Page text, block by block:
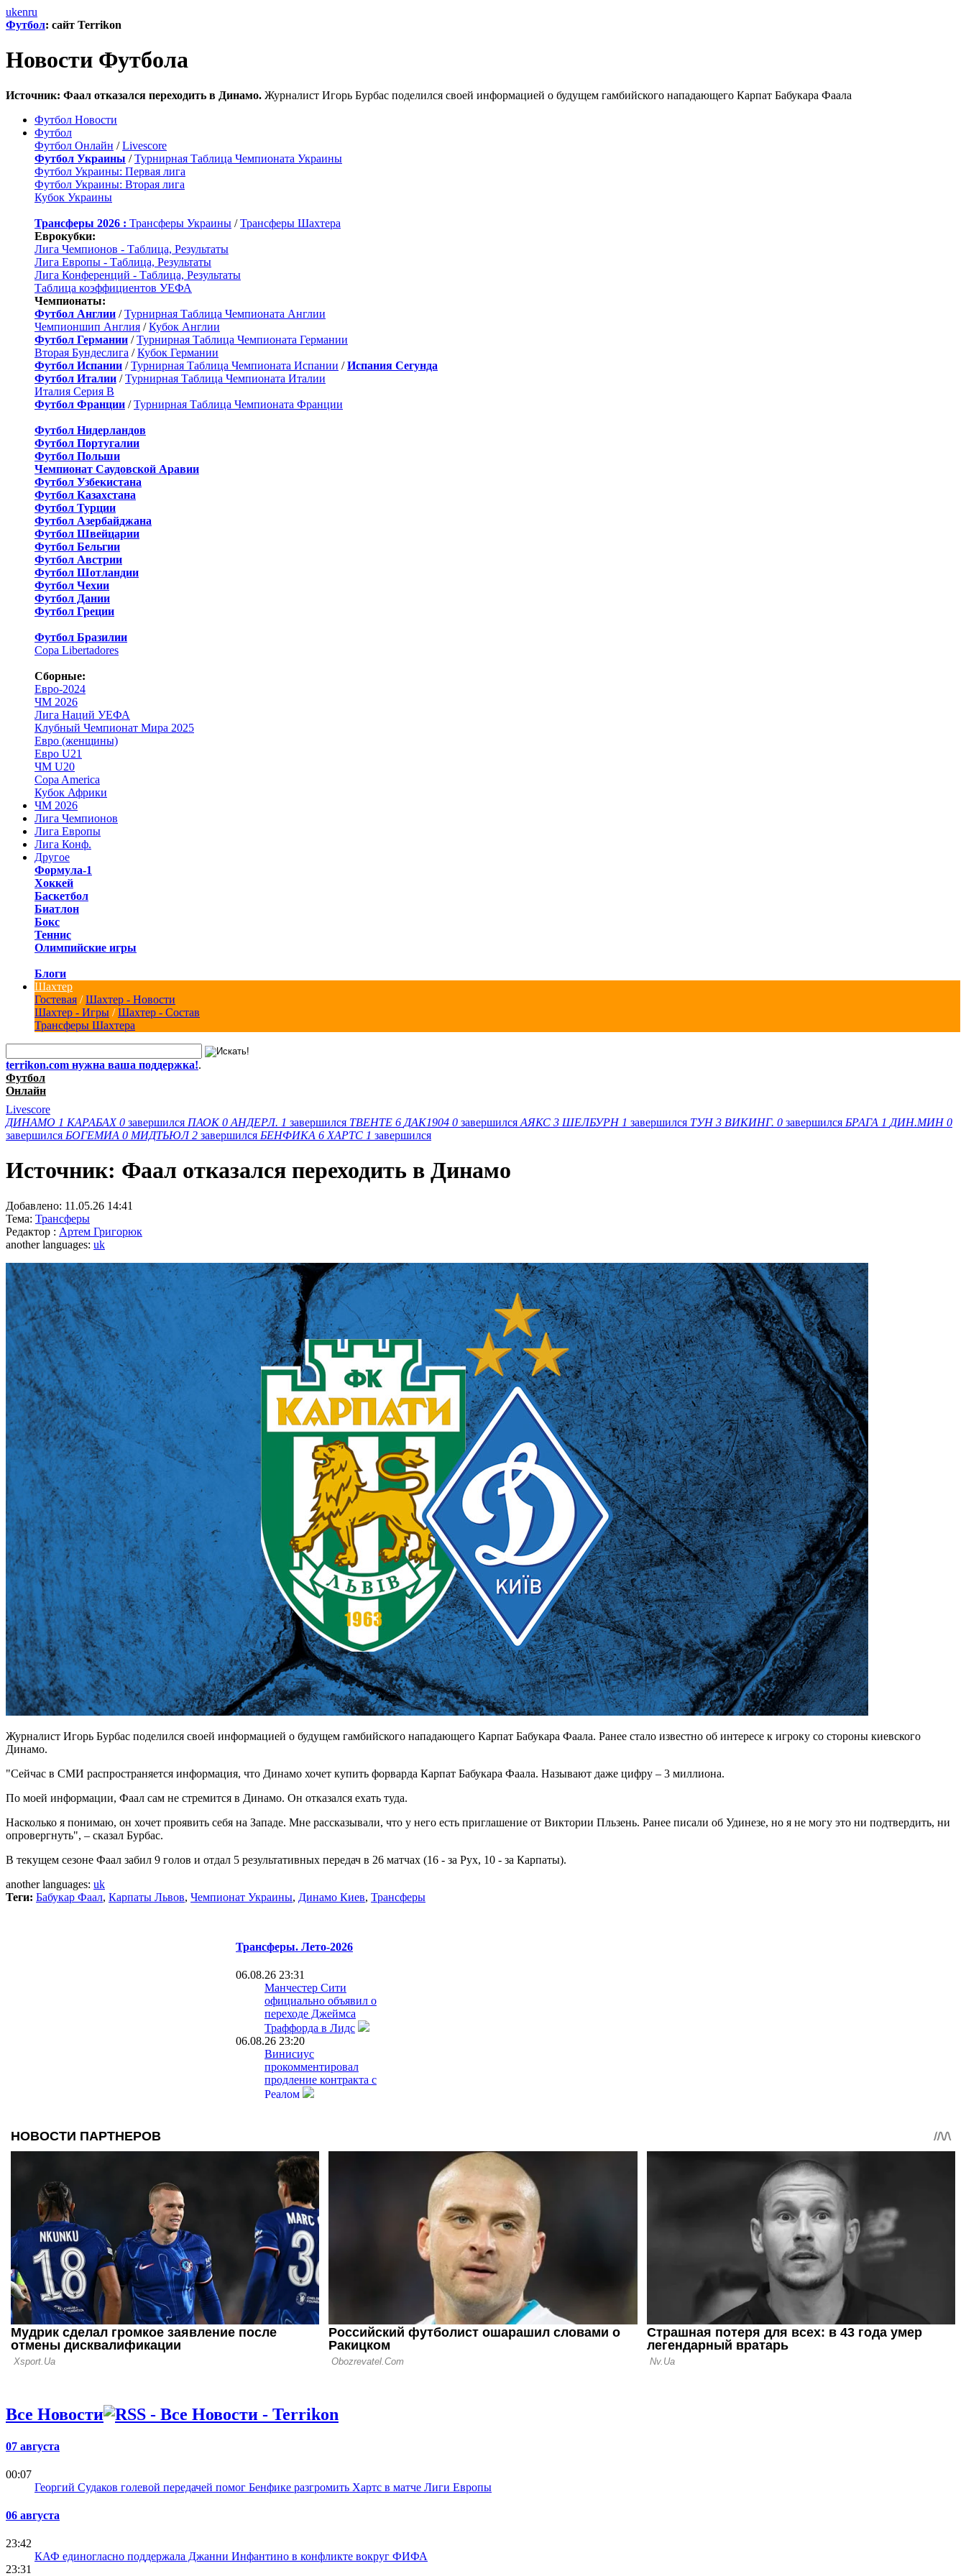
ukenru
Футбол: сайт Terrikon
Новости Футбола
Источник: Фаал отказался переходить в Динамо. Журналист Игорь Бурбас поделился своей информацией о будущем гамбийского нападающего Карпат Бабукара Фаала
Футбол Новости
Футбол
Футбол Онлайн /Livescore
Футбол Украины /Турнирная Таблица Чемпионата Украины
Футбол Украины: Первая лига
Футбол Украины: Вторая лига
Кубок Украины
Трансферы 2026 : Трансферы Украины /Трансферы Шахтера
Еврокубки:
Лига Чемпионов - Таблица, Результаты
Лига Европы - Таблица, Результаты
Лига Конференций - Таблица, Результаты
Таблица коэффициентов УЕФА
Чемпионаты:
Футбол Англии /Турнирная Таблица Чемпионата Англии
Чемпионшип Англия /Кубок Англии
Футбол Германии /Турнирная Таблица Чемпионата Германии
Вторая Бундеслига /Кубок Германии
Футбол Испании /Турнирная Таблица Чемпионата Испании /Испания Сегунда
Футбол Италии /Турнирная Таблица Чемпионата Италии
Италия Серия B
Футбол Франции /Турнирная Таблица Чемпионата Франции
Футбол Нидерландов
Футбол Португалии
Футбол Польши
Чемпионат Саудовской Аравии
Футбол Узбекистана
Футбол Казахстана
Футбол Турции
Футбол Азербайджана
Футбол Швейцарии
Футбол Бельгии
Футбол Австрии
Футбол Шотландии
Футбол Чехии
Футбол Дании
Футбол Греции
Футбол Бразилии
Copa Libertadores
Сборные:
Евро-2024
ЧМ 2026
Лига Наций УЕФА
Клубный Чемпионат Мира 2025
Евро (женщины)
Евро U21
ЧМ U20
Copa America
Кубок Африки
ЧМ 2026
Лига Чемпионов
Лига Европы
Лига Конф.
Другое
Формула-1
Хоккей
Баскетбол
Биатлон
Бокс
Теннис
Олимпийские игры
Блоги
Шахтер
Гостевая /Шахтер - Новости
Шахтер - Игры /Шахтер - Состав
Трансферы Шахтера
terrikon.com нужна ваша поддержка!.
Футбол
Онлайн
Livescore
ДИНАМО 1 КАРАБАХ 0 завершился ПАОК 0 АНДЕРЛ. 1 завершился ТВЕНТЕ 6 ДАК1904 0 завершился АЯКС 3 ШЕЛБУРН 1 завершился ТУН 3 ВИКИНГ. 0 завершился БРАГА 1 ДИН.МИН 0
завершился БОГЕМИА 0 МИДТЬЮЛ 2 завершился БЕНФИКА 6 ХАРТС 1 завершился
Источник: Фаал отказался переходить в Динамо
Добавлено: 11.05.26 14:41
Тема: Трансферы
Редактор : Артем Григорюк
another languages: uk
Журналист Игорь Бурбас поделился своей информацией о будущем гамбийского нападающего Карпат Бабукара Фаала. Ранее стало известно об интересе к игроку со стороны киевского
Динамо.
"Сейчас в СМИ распространяется информация, что Динамо хочет купить форварда Карпат Бабукара Фаала. Называют даже цифру – 3 миллиона.
По моей информации, Фаал сам не стремится в Динамо. Он отказался ехать туда.
Насколько я понимаю, он хочет проявить себя на Западе. Мне рассказывали, что у него есть приглашение от Виктории Пльзень. Ранее писали об Удинезе, но я не могу это ни подтвердить, ни
опровергнуть", – сказал Бурбас.
В текущем сезоне Фаал забил 9 голов и отдал 5 результативных передач в 26 матчах (16 - за Рух, 10 - за Карпаты).
another languages: uk
Теги: Бабукар Фаал, Карпаты Львов, Чемпионат Украины, Динамо Киев, Трансферы
Трансферы. Лето-2026
06.08.26 23:31
Манчестер Сити
официально объявил о
переходе Джеймса
Траффорда в Лидс
06.08.26 23:20
Винисиус
прокомментировал
продление контракта с
Реалом
06.08.26 18:39
Флик позвонил Родри,
чтобы убедить его перейти в
Барселону
06.08.26 18:08
Ньюкасл ищет варианты
замены Бруно Гимараеша
Все Новости
07 августа
00:07
Георгий Судаков голевой передачей помог Бенфике разгромить Хартс в матче Лиги Европы
06 августа
23:42
КАФ единогласно поддержала Джанни Инфантино в конфликте вокруг ФИФА
23:31